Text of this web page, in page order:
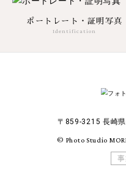
ポートレート・証明写真
Identification
〒859-3215 長崎
© Photo Studio